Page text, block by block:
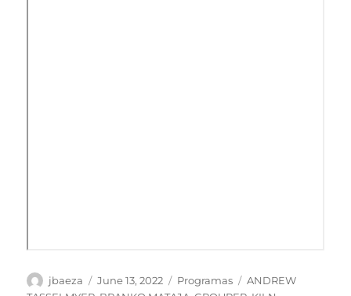
Author
jbaeza
Posted
June 13, 2022 Categories
Programas Tags
ANDREW